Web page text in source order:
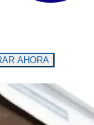
AHORA